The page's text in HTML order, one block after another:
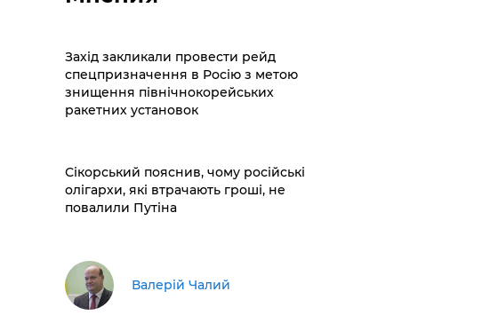
​Захід закликали провести рейд
спецпризначення в Росію з метою
знищення північнокорейських
ракетних установок
​Сікорський пояснив, чому російські
олігархи, які втрачають гроші, не
повалили Путіна
Валерій Чалий